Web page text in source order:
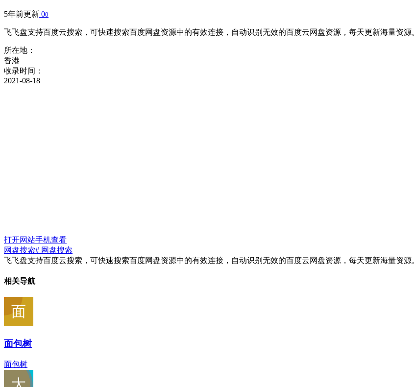
5年前更新 00
飞飞盘支持百度云搜索，可快速搜索百度网盘资源中的有效连接，自动识别无效的百度云网盘资源，每天更新海量资源。
所在地：
香港
收录时间：
2021-08-18
打开网站手机查看
网盘搜索# 网盘搜索
飞飞盘支持百度云搜索，可快速搜索百度网盘资源中的有效连接，自动识别无效的百度云网盘资源，每天更新海量资源。
相关导航
面包树
面包树